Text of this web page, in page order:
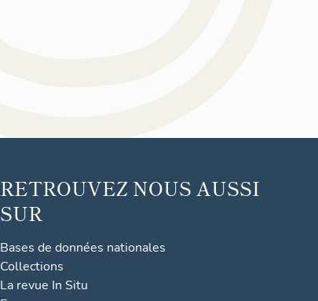
RETROUVEZ NOUS AUSSI
SUR
Bases de données nationales
Collections
La revue In Situ